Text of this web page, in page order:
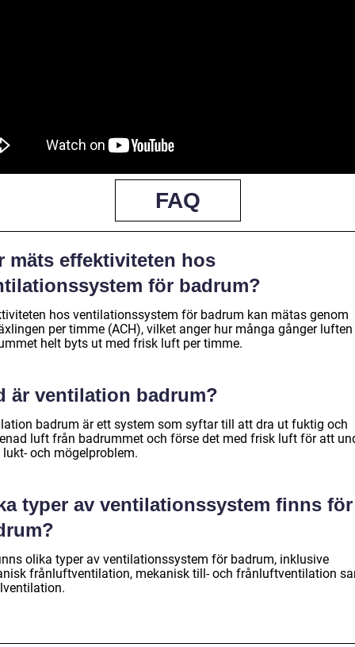
FAQ
mäts effektiviteten hos
för badrum?
hos ventilationssystem för badrum kan mätas genom
per timme (ACH), vilket anger hur många gånger
helt byts ut med frisk luft per timme.
är ventilation badrum?
badrum är ett system som syftar till att dra ut fuktig och
luft från badrummet och förse det med frisk luft för att
lukt- och mögelproblem.
typer av ventilationssystem finns för
olika typer av ventilationssystem för badrum, inklusive
frånluftventilation, mekanisk till- och frånluftventilation